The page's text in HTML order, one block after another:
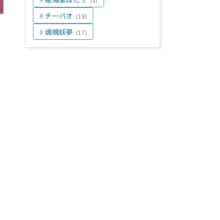
チーパオ (19)
魂魄妖夢 (17)